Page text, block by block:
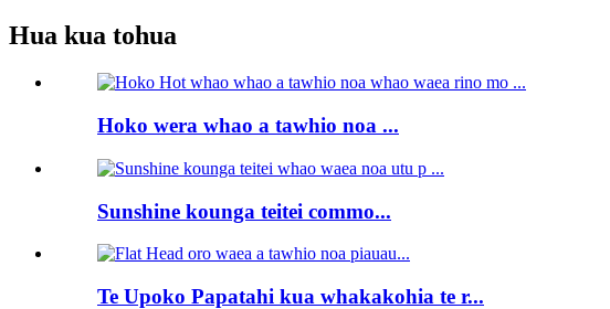
Hua kua tohua
Hoko wera whao a tawhio noa ...
Sunshine kounga teitei commo...
Te Upoko Papatahi kua whakakohia te r...